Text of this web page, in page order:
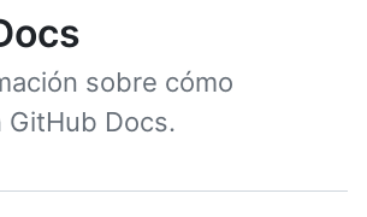
sobre cómo
GitHub Docs.